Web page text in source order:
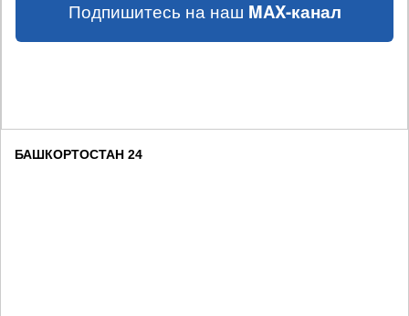
Подпишитесь на наш MAX-канал
БАШКОРТОСТАН 24